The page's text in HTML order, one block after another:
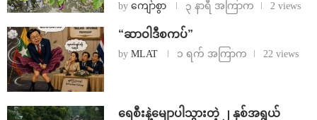
by ကျော်စွာ ၃ နာရီ အကြာက 2 views
“ဆာဝါဒီစကပ်”
by MLAT ၁ ရက် အကြာက 22 views
ရေစီးနဲ့မျောပါသွားတဲ့ ၂ နှစ်အရွယ်